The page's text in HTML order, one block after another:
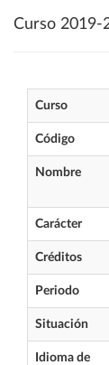
Curso 2019-
Curso
Código
Nombre
Carácter
Créditos
Periodo
Situación
Idioma de